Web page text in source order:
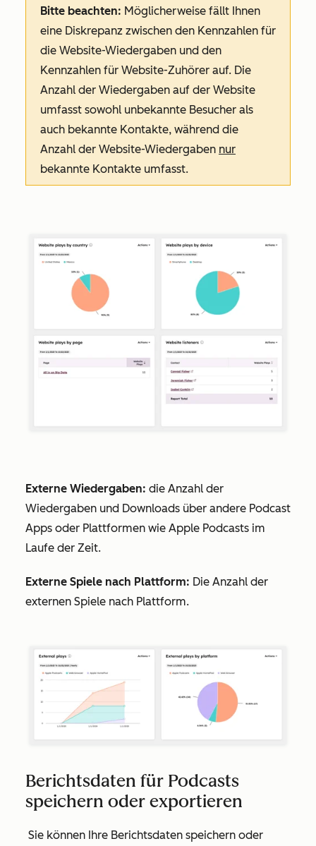
Bitte beachten: Möglicherweise fällt Ihnen
eine Diskrepanz zwischen den Kennzahlen für
die Website-Wiedergaben und den
Kennzahlen für Website-Zuhörer auf. Die
Anzahl der Wiedergaben auf der Website
umfasst sowohl unbekannte Besucher als
auch bekannte Kontakte, während die
Anzahl der Website-Wiedergaben nur
bekannte Kontakte umfasst.
Externe Wiedergaben: die Anzahl der
Wiedergaben und Downloads über andere Podcast
Apps oder Plattformen wie Apple Podcasts im
Laufe der Zeit.
Externe Spiele nach Plattform: Die Anzahl der
externen Spiele nach Plattform.
Berichtsdaten für Podcasts
speichern oder exportieren
Sie können Ihre Berichtsdaten speichern oder